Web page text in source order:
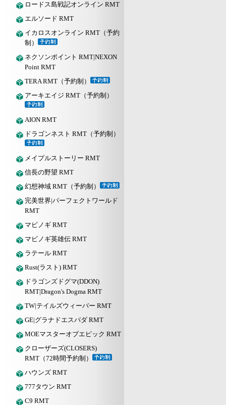
ロードス島戦記オンライン RMT
エルソード RMT
イカロスオンライン RMT（予約
制）
ネクソンポイント RMT|NEXON
Point RMT
TERA RMT（予約制）
アーキエイジ RMT（予約制）
AION RMT
ドラゴンネスト RMT（予約制）
メイプルストーリー RMT
信長の野望 RMT
幻想神域 RMT（予約制）
完美世界|パーフェクトワールド
RMT
マビノギ RMT
マビノギ英雄伝 RMT
ラテール RMT
Rust(ラスト) RMT
ドラゴンズドグマ(DDON)
RMT|Dragon's Dogma RMT
TW|テイルズウィーバー RMT
GE|グラナドエスパダ RMT
MOEマスターオブエピック RMT
クローザーズ(CLOSERS)
RMT（72時間予約制）
ハウンズ RMT
777タウン RMT
C9 RMT